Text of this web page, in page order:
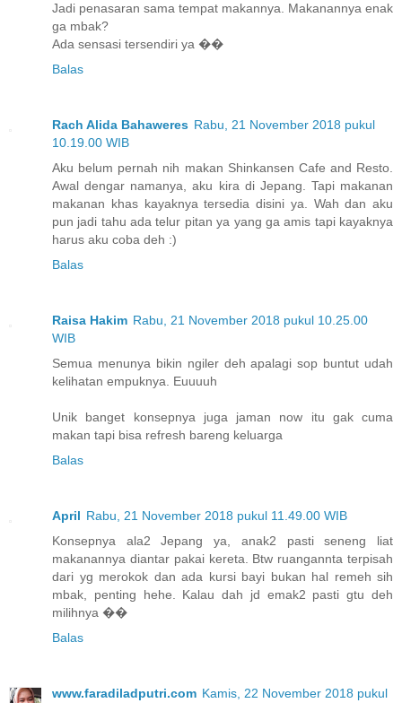
Jadi penasaran sama tempat makannya. Makanannya enak
ga mbak?
Ada sensasi tersendiri ya ��
Balas
Rach Alida Bahaweres Rabu, 21 November 2018 pukul
10.19.00 WIB
Aku belum pernah nih makan Shinkansen Cafe and Resto.
Awal dengar namanya, aku kira di Jepang. Tapi makanan
makanan khas kayaknya tersedia disini ya. Wah dan aku
pun jadi tahu ada telur pitan ya yang ga amis tapi kayaknya
harus aku coba deh :)
Balas
Raisa Hakim Rabu, 21 November 2018 pukul 10.25.00
WIB
Semua menunya bikin ngiler deh apalagi sop buntut udah
kelihatan empuknya. Euuuuh
Unik banget konsepnya juga jaman now itu gak cuma
makan tapi bisa refresh bareng keluarga
Balas
April Rabu, 21 November 2018 pukul 11.49.00 WIB
Konsepnya ala2 Jepang ya, anak2 pasti seneng liat
makanannya diantar pakai kereta. Btw ruangannta terpisah
dari yg merokok dan ada kursi bayi bukan hal remeh sih
mbak, penting hehe. Kalau dah jd emak2 pasti gtu deh
milihnya ��
Balas
www.faradiladputri.com Kamis, 22 November 2018 pukul